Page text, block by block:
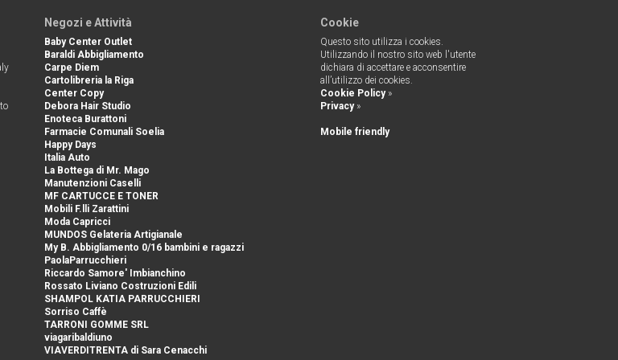
Negozi e Attività
Baby Center Outlet
Baraldi Abbigliamento
Carpe Diem
Cartolibreria la Riga
Center Copy
Debora Hair Studio
Enoteca Burattoni
Farmacie Comunali Soelia
Happy Days
Italia Auto
La Bottega di Mr. Mago
Manutenzioni Caselli
MF CARTUCCE E TONER
Mobili F.lli Zarattini
Moda Capricci
MUNDOS Gelateria Artigianale
My B. Abbigliamento 0/16 bambini e ragazzi
PaolaParrucchieri
Riccardo Samore' Imbianchino
Rossato Liviano Costruzioni Edili
SHAMPOL KATIA PARRUCCHIERI
Sorriso Caffè
TARRONI GOMME SRL
viagaribaldiuno
VIAVERDITRENTA di Sara Cenacchi
Cookie
Questo sito utilizza i cookies.
Utilizzando il nostro sito web l'utente
dichiara di accettare e acconsentire
all’utilizzo dei cookies.
Cookie Policy»
Privacy»
Mobile friendly